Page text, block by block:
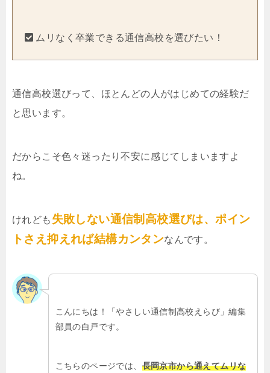
ムリなく卒業できる通信高校を選びたい！
通信高校選びって、ほとんどの人がはじめての経験だ
と思います。
だからこそ色々迷ったり不安に感じてしまいますよ
ね。
けれども 失敗しない通信制高校選びは、ポイン
トさえ抑えれば結構カンタンなんです。
こんにちは！「やさしい通信制高校えらび」編集
部員の白戸です。
こちらのページでは、 長岡京市から通えてムリな